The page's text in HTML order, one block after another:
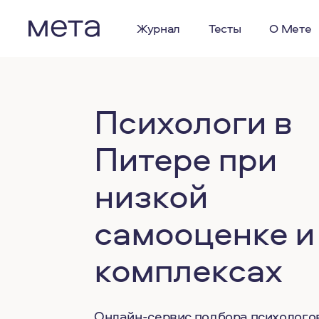
Журнал Тесты О Мете
Психологи в
Питере при
низкой
самооценке и
комплексах